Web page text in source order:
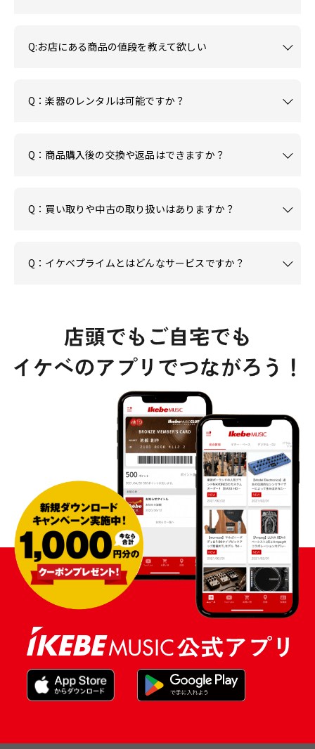
Q:お店にある商品の値段を教えて欲しい
Q：楽器のレンタルは可能ですか？
Q：商品購入後の交換や返品はできますか？
Q：買い取りや中古の取り扱いはありますか？
Q：イケベプライムとはどんなサービスですか？